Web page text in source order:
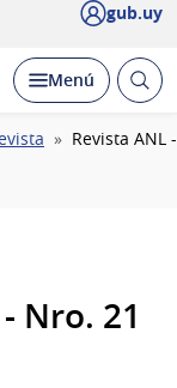
gub.uy
Desplegar
Menú Abrir
Revista ANL
Nro. 21